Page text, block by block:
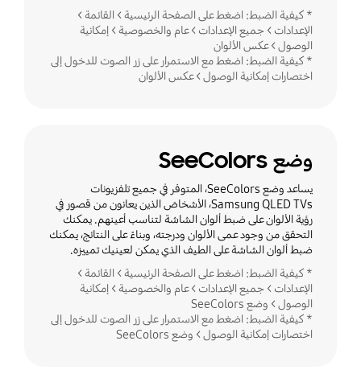
* كيفية الضبط: اضغط على الصفحة الرئيسية > القائمة >
الإعدادات > جميع الإعدادات > عام والخصوصية > إمكانية
الوصول > عكس الألوان
* كيفية الضبط: اضغط مع الاستمرار على زر الصوت للدخول إلى
اختصارات إمكانية الوصول > عكس الألوان
وضع SeeColors
يساعد وضع SeeColors، المتوفر في جميع تلفزيونات
Samsung QLED TVs، الأشخاصَ الذين يعانون من قصور في
رؤية الألوان على ضبط ألوان الشاشة لتناسب أعينهم. يمكنك
التحقق من وجود عمى الألوان ودرجته، وبناءً على النتائج، يمكنك
ضبط ألوان الشاشة على الطيف الذي يمكن لعينيك تمييزه.
* كيفية الضبط: اضغط على الصفحة الرئيسية > القائمة >
الإعدادات > جميع الإعدادات > عام والخصوصية > إمكانية
الوصول > وضع SeeColors
* كيفية الضبط: اضغط مع الاستمرار على زر الصوت للدخول إلى
اختصارات إمكانية الوصول > وضع SeeColors